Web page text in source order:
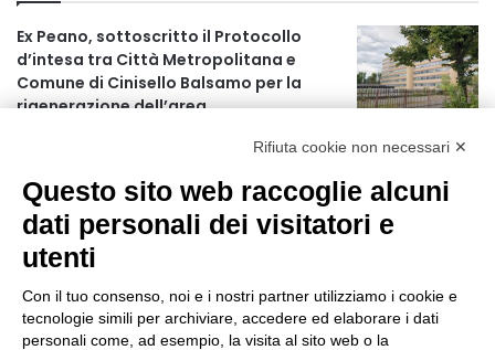
a
p
e
r
Ex Peano, sottoscritto il Protocollo
d’intesa tra Città Metropolitana e
Comune di Cinisello Balsamo per la
rigenerazione dell’area
partire dalle ore 18
1 ora fa
Ex mercato Selinunte, via libera alle
linee di indirizzo per il nuovo spazio
socio-aggregativo dedicato ai giovani
Rifiuta cookie non necessari ✕
Questo sito web raccoglie alcuni
dati personali dei visitatori e
utenti
Con il tuo consenso, noi e i nostri partner utilizziamo i cookie e
tecnologie simili per archiviare, accedere ed elaborare i dati
personali come, ad esempio, la visita al sito web o la